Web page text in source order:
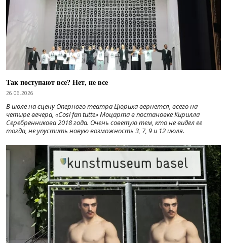
Так поступают все? Нет, не все
26.06.2026
В июле на сцену Оперного театра Цюриха вернется, всего на
четыре вечера, «Cosí fan tutte» Моцарта в постановке Кирилла
Серебренникова 2018 года. Очень советую тем, кто не видел ее
тогда, не упустить новую возможность 3, 7, 9 и 12 июля.